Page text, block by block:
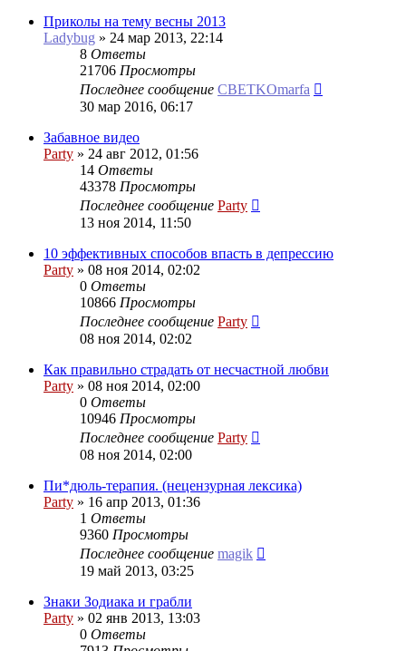
Приколы на тему весны 2013
Ladybug » 24 мар 2013, 22:14
8 Ответы
21706 Просмотры
Последнее сообщение CBETKOmarfa
30 мар 2016, 06:17
Забавное видео
Party » 24 авг 2012, 01:56
14 Ответы
43378 Просмотры
Последнее сообщение Party
13 ноя 2014, 11:50
10 эффективных способов впасть в депрессию
Party » 08 ноя 2014, 02:02
0 Ответы
10866 Просмотры
Последнее сообщение Party
08 ноя 2014, 02:02
Как правильно страдать от несчастной любви
Party » 08 ноя 2014, 02:00
0 Ответы
10946 Просмотры
Последнее сообщение Party
08 ноя 2014, 02:00
Пи*дюль-терапия. (нецензурная лексика)
Party » 16 апр 2013, 01:36
1 Ответы
9360 Просмотры
Последнее сообщение magik
19 май 2013, 03:25
Знаки Зодиака и грабли
Party » 02 янв 2013, 13:03
0 Ответы